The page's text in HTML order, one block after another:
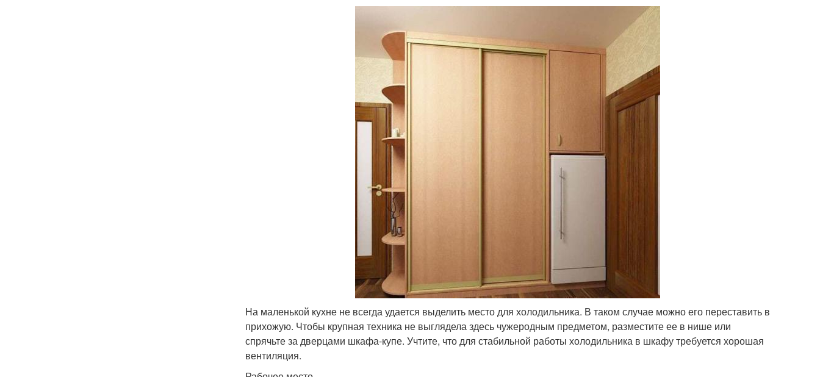
На маленькой кухне не всегда удается выделить место для холодильника. В таком случае можно его переставить в
прихожую. Чтобы крупная техника не выглядела здесь чужеродным предметом, разместите ее в нише или
спрячьте за дверцами шкафа-купе. Учтите, что для стабильной работы холодильника в шкафу требуется хорошая
вентиляция.